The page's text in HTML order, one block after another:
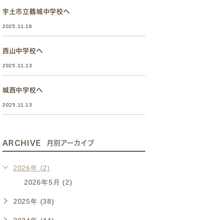
宇土市立鶴城中学校へ
2025.11.16
西山中学校へ
2025.11.13
城西中学校へ
2025.11.13
ARCHIVE 月別アーカイブ
2026年 (2)
2026年5月 (2)
2025年 (38)